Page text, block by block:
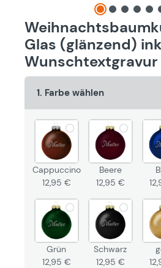
Glas (glänzend)
Wunschtextgravur
1. Farbe wählen
Cappuccino
12,95 €
Beere
12,95 €
Grün
12,95 €
Schwarz
12,95 €